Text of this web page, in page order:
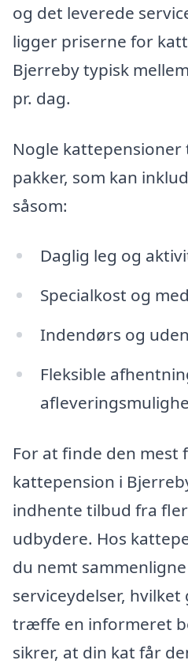
og det leverede
ligger priserne for
Bjerreby typisk
pr. dag.
Nogle
pakker, som kan
såsom:
Daglig leg og
Specialkost og
Indendørs og
Fleksible
For at finde den mest
kattepension i
indhente tilbud fra
udbydere. Hos
du nemt
serviceydelser,
træffe en informeret
sikrer, at din kat får